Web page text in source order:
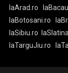
laArad.ro
laBotosani.ro
laSibiu.ro
laTarguJiu.ro